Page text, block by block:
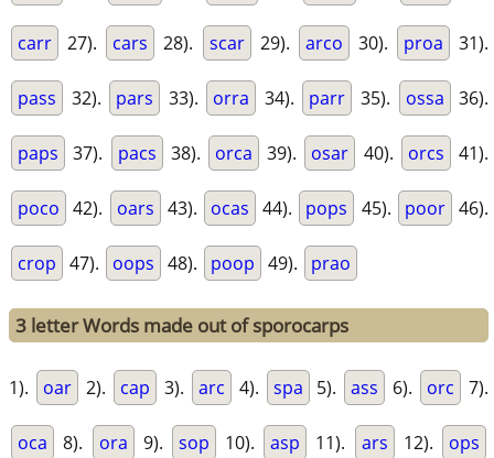
carr 27). cars 28). scar 29). arco 30). proa 31).
pass 32). pars 33). orra 34). parr 35). ossa 36).
paps 37). pacs 38). orca 39). osar 40). orcs 41).
poco 42). oars 43). ocas 44). pops 45). poor 46).
crop 47). oops 48). poop 49). prao
3 letter Words made out of sporocarps
1). oar 2). cap 3). arc 4). spa 5). ass 6). orc 7).
oca 8). ora 9). sop 10). asp 11). ars 12). ops